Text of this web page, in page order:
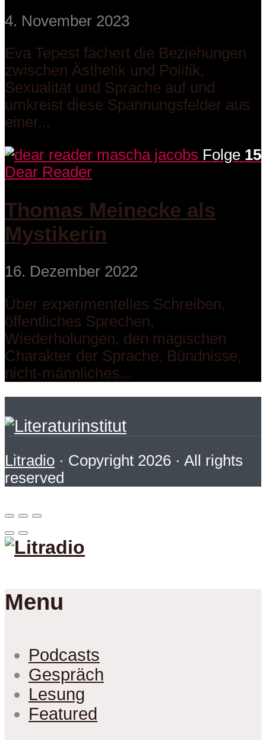
4. November 2023
Eva Tepest fächert die Beziehungen
zwischen Ästhetik und Politik,
Sexualität und Sprache auf und
umkreist diese Spannungsfelder aus
einer...
Folge 15
Dear Reader
Thomas Meinecke als
Mystikerin
16. Dezember 2022
Über experimentelles Schreiben,
öffentliches Sprechen,
Wiederholungen, den magischen
Charakter der Sprache, Bündnisse,
nicht-männliches...
Litradio · Copyright 2026 · All rights
reserved
Menu
Podcasts
Gespräch
Lesung
Featured